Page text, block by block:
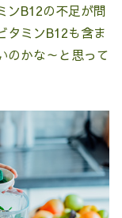
ンB12の不足が問
タミンB12も含ま
のかな～と思って